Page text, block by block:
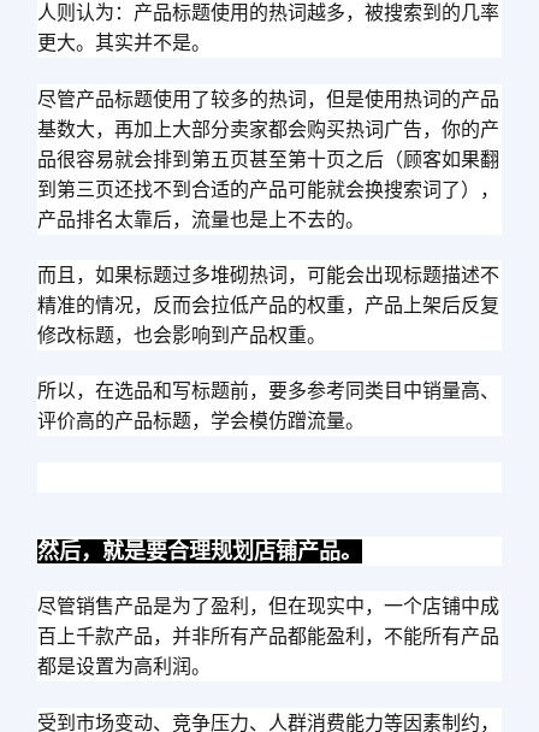
人则认为：产品标题使用的热词越多，被搜索到的几率
更大。其实并不是。
尽管产品标题使用了较多的热词，但是使用热词的产品
基数大，再加上大部分卖家都会购买热词广告，你的产
品很容易就会排到第五页甚至第十页之后（顾客如果翻
到第三页还找不到合适的产品可能就会换搜索词了），
产品排名太靠后，流量也是上不去的。
而且，如果标题过多堆砌热词，可能会出现标题描述不
精准的情况，反而会拉低产品的权重，产品上架后反复
修改标题，也会影响到产品权重。
所以，在选品和写标题前，要多参考同类目中销量高、
评价高的产品标题，学会模仿蹭流量。
然后，就是要合理规划店铺产品。
尽管销售产品是为了盈利，但在现实中，一个店铺中成
百上千款产品，并非所有产品都能盈利，不能所有产品
都是设置为高利润。
受到市场变动、竞争压力、人群消费能力等因素制约，